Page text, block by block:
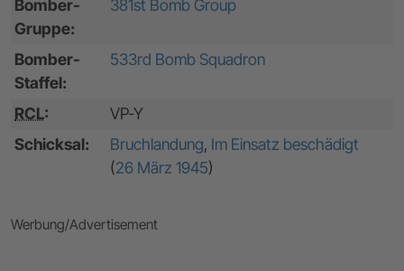
Bomber-
Gruppe:
381st Bomb Group
Bomber-
Staffel:
533rd Bomb Squadron
RCL:
VP-Y
Schicksal:
Bruchlandung, Im Einsatz beschädigt
(26 März 1945)
Werbung/Advertisement